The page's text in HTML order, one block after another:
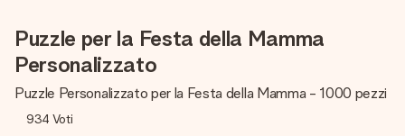
Puzzle per la Festa della Mamma
Personalizzato
Puzzle Personalizzato per la Festa della Mamma - 1000 pezzi
934 Voti